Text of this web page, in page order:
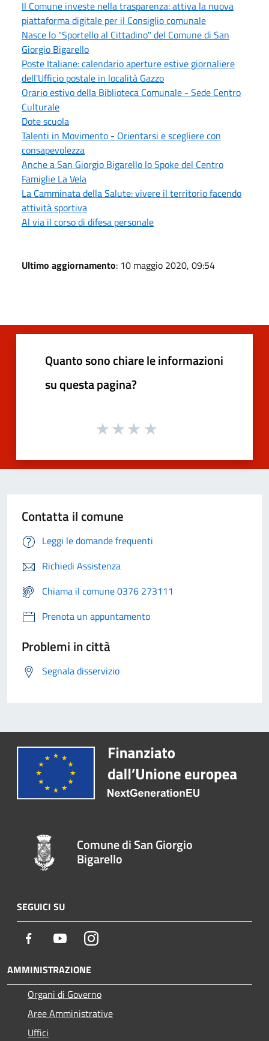
Il Comune investe nella trasparenza: attiva la nuova
piattaforma digitale per il Consiglio comunale
Nasce lo "Sportello al Cittadino" del Comune di San
Giorgio Bigarello
Poste Italiane: calendario aperture estive giornaliere
dell'Ufficio postale in località Gazzo
Orario estivo della Biblioteca Comunale - Sede Centro
Culturale
Dote scuola
Talenti in Movimento - Orientarsi e scegliere con
consapevolezza
Anche a San Giorgio Bigarello lo Spoke del Centro
Famiglie La Vela
La Camminata della Salute: vivere il territorio facendo
attività sportiva
Al via il corso di difesa personale
Ultimo aggiornamento: 10 maggio 2020, 09:54
Quanto sono chiare le informazioni
su questa pagina?
Contatta il comune
Leggi le domande frequenti
Richiedi Assistenza
Chiama il comune 0376 273111
Prenota un appuntamento
Problemi in città
Segnala disservizio
Comune di San Giorgio
Bigarello
SEGUICI SU
Facebook YoutubeInstagram
AMMINISTRAZIONE
Organi di Governo
Aree Amministrative
Uffici